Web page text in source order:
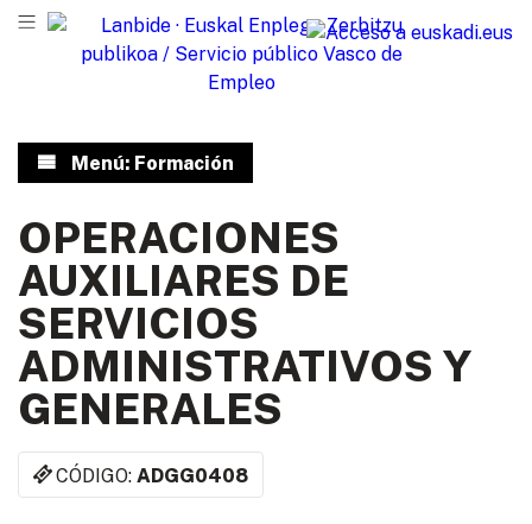
Menú: Formación
OPERACIONES
AUXILIARES DE
SERVICIOS
ADMINISTRATIVOS Y
GENERALES
CÓDIGO:ADGG0408